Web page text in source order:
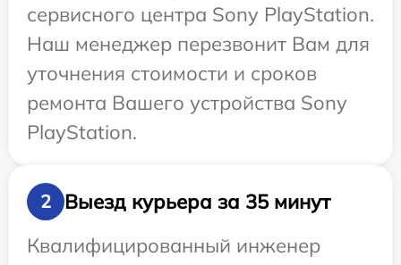
сервисного центра Sony PlayStation.
Наш менеджер перезвонит Вам для
уточнения стоимости и сроков
ремонта Вашего устройства Sony
PlayStation.
2
Выезд курьера за 35 минут
Квалифицированный инженер